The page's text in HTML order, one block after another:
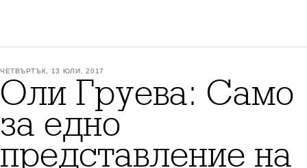
ЧЕТВЪРТЪК, 13 ЮЛИ, 2017
Оли Груева: Само
за едно
представление на